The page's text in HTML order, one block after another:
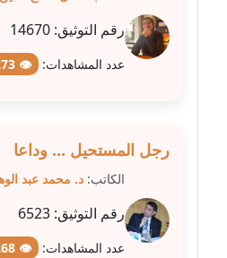
مدونة شرف الدين محمد
عاملة
مدونة شيماء الجمل
مدونة شيماء حسني
رقم التوثيق: 14670
عدد المشاهدات: 👁 5273
رجل المستحيل ... وداعا
الكاتب: د. محمد عبد
رقم التوثيق: 6523
عدد المشاهدات: 👁 5268